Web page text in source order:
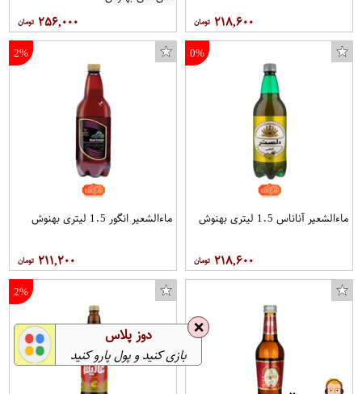
۲۱۸,۶۰۰ ۲۵۶,۰۰۰
0%
ماءالشعیر آناناس 1.5 لیتری بهنوش
۲۱۸,۶۰۰
2%
ماءالشعیر انگور 1.5 لیتری بهنوش
۲۱۱,۲۰۰
2%
❌ دوز پلاس
بازی کنید و پول پارو کنید